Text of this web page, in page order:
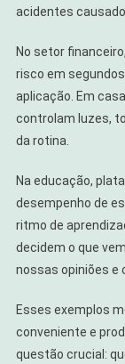
acidentes
No setor
risco em
aplicação. Em
controlam luzes,
da rotina.
Na educação,
desempenho de
ritmo de
decidem o que
nossas opiniões e
Esses exemplos
conveniente e
questão crucial: